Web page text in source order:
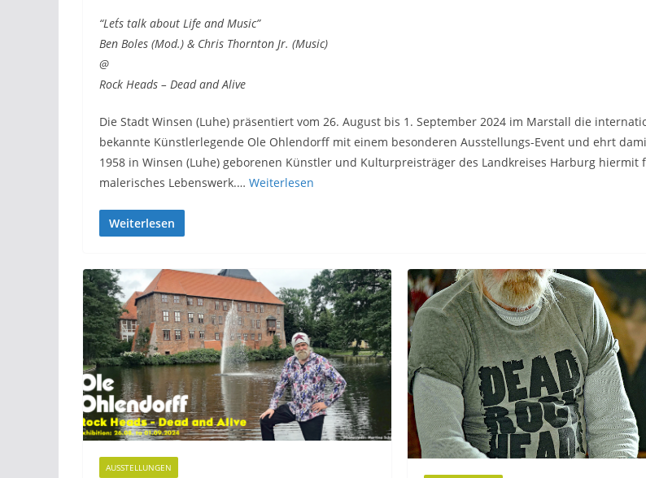
“Let´s talk about Life and Music”
Ben Boles (Mod.) & Chris Thornton Jr. (Music)
@
Rock Heads – Dead and Alive
Die Stadt Winsen (Luhe) präsentiert vom 26. August bis 1. September 2024 im Marstall die
bekannte Künstlerlegende Ole Ohlendorff mit einem besonderen Ausstellungs-Event und ehrt
1958 in Winsen (Luhe) geborenen Künstler und Kulturpreisträger des Landkreises Harburg hiermit
malerisches Lebenswerk.… Weiterlesen
Weiterlesen
AUSSTELLUNGEN